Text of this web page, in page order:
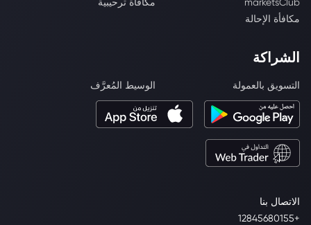
الاتصال بنا
+12845680155
marketsClub
مكافأة ترحيبية
مكافأة الإحالة
الشراكة
التسويق بالعمولة الوسيط المُعرَّف